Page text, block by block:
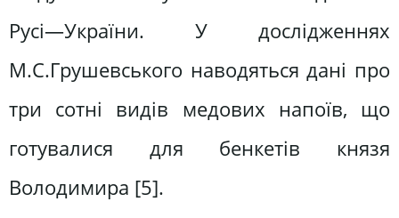
Русі—України. У дослідженнях
М.С.Грушевського наводяться дані про
три сотні видів медових напоїв, що
готувалися для бенкетів князя
Володимира [5].